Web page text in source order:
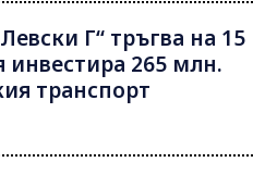
Г“ тръгва на 15
инвестира 265 млн.
транспорт